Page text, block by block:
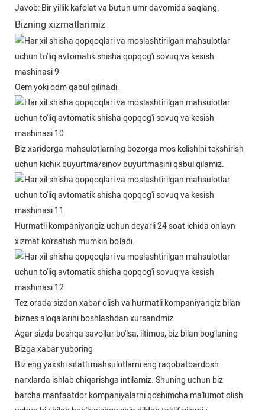
Javob: Bir yillik kafolat va butun umr davomida saqlang.
Bizning xizmatlarimiz
Oem yoki odm qabul qilinadi.
Biz xaridorga mahsulotlarning bozorga mos kelishini tekshirish
uchun kichik buyurtma/sinov buyurtmasini qabul qilamiz.
Hurmatli kompaniyangiz uchun deyarli 24 soat ichida onlayn
xizmat ko'rsatish mumkin bo'ladi.
Tez orada sizdan xabar olish va hurmatli kompaniyangiz bilan
biznes aloqalarini boshlashdan xursandmiz.
Agar sizda boshqa savollar bo'lsa, iltimos, biz bilan bog'laning
Bizga xabar yuboring
Biz eng yaxshi sifatli mahsulotlarni eng raqobatbardosh
narxlarda ishlab chiqarishga intilamiz. Shuning uchun biz
barcha manfaatdor kompaniyalarni qo'shimcha ma'lumot olish